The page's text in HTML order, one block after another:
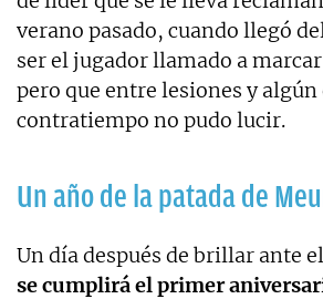
verano pasado, cuando llegó
ser el jugador llamado a
pero que entre lesiones y
contratiempo no pudo lucir.
Un año de la patada de
Un día después de brillar ante
se cumplirá el primer